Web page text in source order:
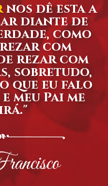
nos dê esta a
diante de
como
com
rezar com
sobretudo,
que eu falo
meu Pai me